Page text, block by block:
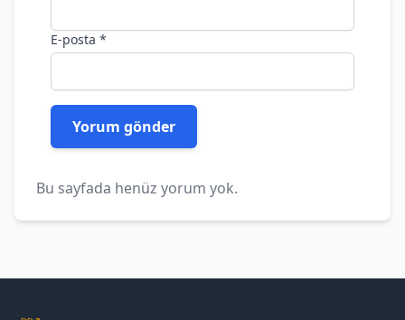
E-posta *
Bu sayfada henüz yorum yok.